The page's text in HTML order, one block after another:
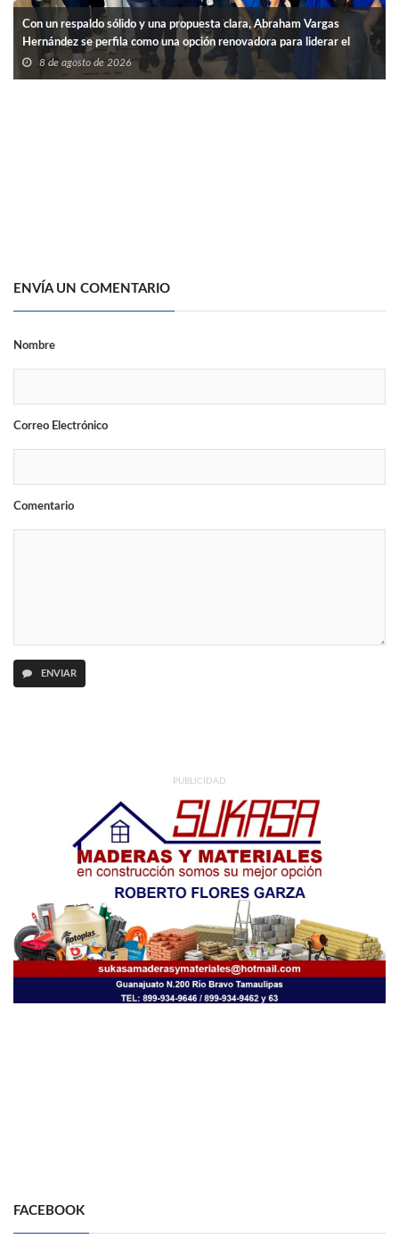
Con un respaldo sólido y una propuesta clara, Abraham Vargas
Hernández se perfila como una opción renovadora para liderar el
SNTISSSTE en Tamaulipas.
8 de agosto de 2026
ENVÍA UN COMENTARIO
Nombre
Correo Electrónico
Comentario
ENVIAR
PUBLICIDAD
FACEBOOK